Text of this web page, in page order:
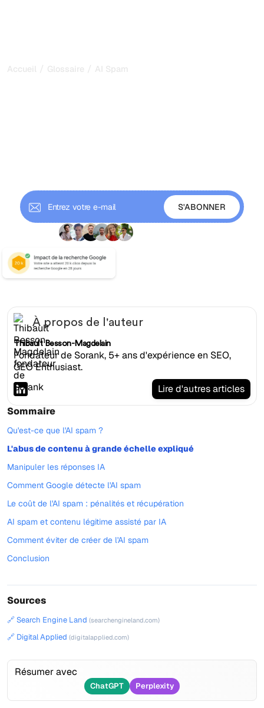
Accueil / Glossaire / AI Spam
À propos de l'auteur
Thibault Besson-Magdelain
Fondateur de Sorank, 5+ ans d'expérience en SEO,
GEO Enthusiast.
Lire d'autres articles
Sommaire
Qu'est-ce que l'AI spam ?
L'abus de contenu à grande échelle expliqué
Manipuler les réponses IA
Comment Google détecte l'AI spam
Le coût de l'AI spam : pénalités et récupération
AI spam et contenu légitime assisté par IA
Comment éviter de créer de l'AI spam
Conclusion
Sources
🔗 Search Engine Land (searchengineland.com)
🔗 Digital Applied (digitalapplied.com)
Résumer avec
ChatGPT Perplexity